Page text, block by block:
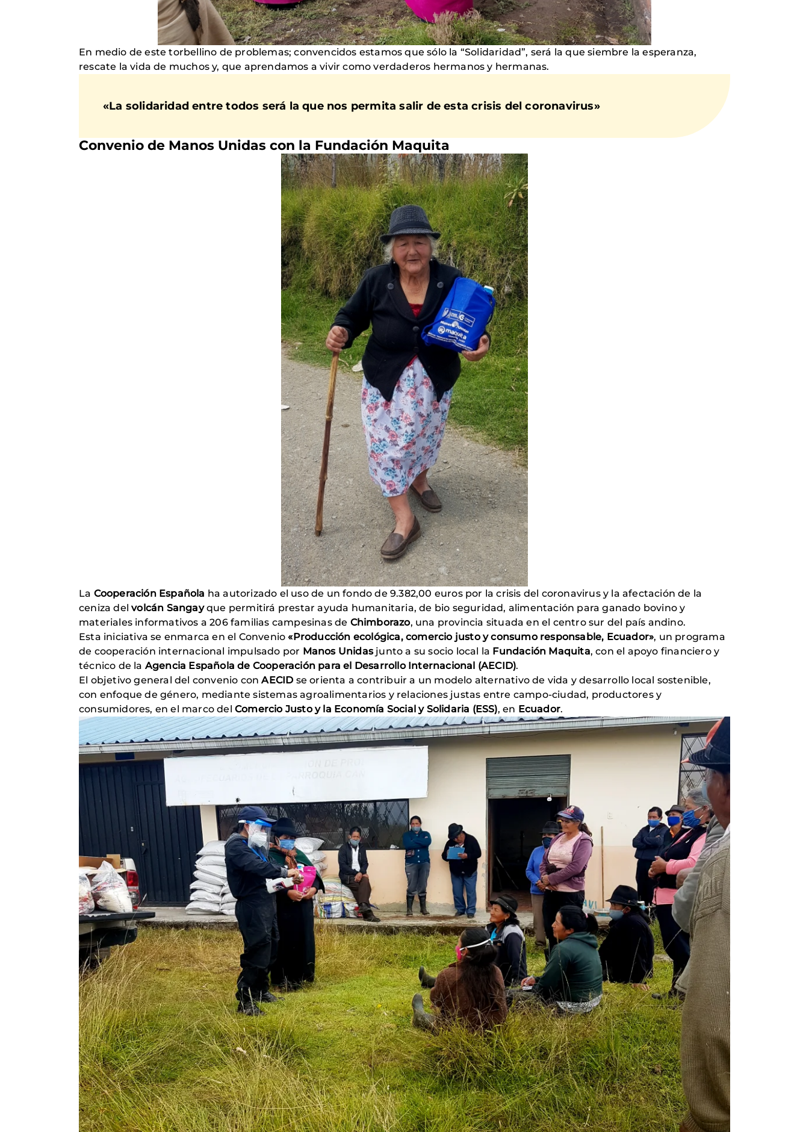
En medio de este torbellino de problemas; convencidos estamos que sólo la “Solidaridad”, será la que siembre la esperanza,
rescate la vida de muchos y, que aprendamos a vivir como verdaderos hermanos y hermanas.
«La solidaridad entre todos será la que nos permita salir de esta crisis del coronavirus»
Convenio de Manos Unidas con la Fundación Maquita
La Cooperación Española ha autorizado el uso de un fondo de 9.382,00 euros por la crisis del coronavirus y la afectación de la
ceniza delvolcán Sangayque permitirá prestar ayuda humanitaria, de bio seguridad, alimentación para ganado bovino y
materiales informativos a 206 familias campesinas de Chimborazo, una provincia situada en el centro sur del país andino.
Esta iniciativa se enmarca en el Convenio«Producción ecológica, comercio justo y consumo responsable, Ecuador», un programa
de cooperación internacional impulsado por Manos Unidasjunto a su socio local la Fundación Maquita, con el apoyo financiero y
técnico de la Agencia Española de Cooperación para el Desarrollo Internacional (AECID).
El objetivo general del convenio conAECID se orienta a contribuir a un modelo alternativo de vida y desarrollo local sostenible,
con enfoque de género, mediante sistemas agroalimentarios y relaciones justas entre campo-ciudad, productores y
consumidores, en el marco del Comercio Justo y la Economía Social y Solidaria (ESS), en Ecuador.